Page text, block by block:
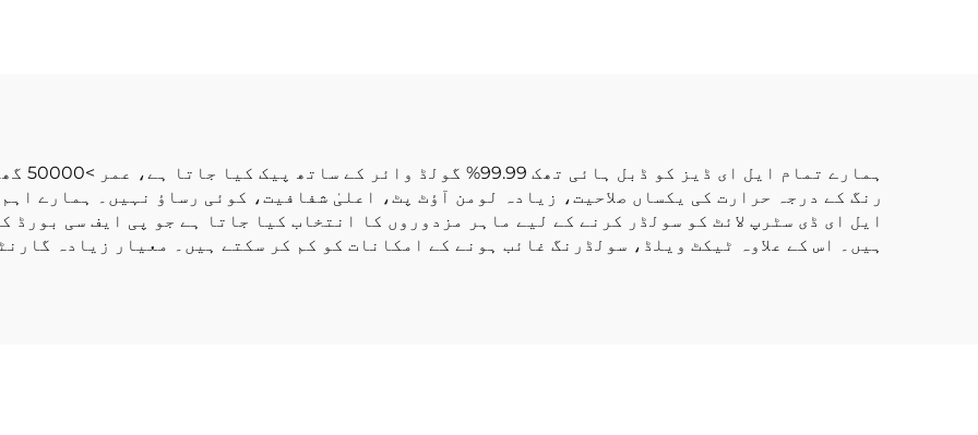
رنگ کے درجہ حرارت کی یکساں صلاحیت، زیادہ لومن آؤٹ پٹ، اعلیٰ شفافیت، کوئی رساؤ نہیں۔ ہمارے
ایل ای ڈی سٹرپ لائٹ کو سولڈر کرنے کے لیے ماہر مزدوروں کا انتخاب کیا جاتا ہے جو پی ایف سی
ہیں۔ اس کے علاوہ ٹیکٹ ویلڈ، سولڈرنگ غائب ہونے کے امکانات کو کم کر سکتے ہیں۔ معیار زیادہ